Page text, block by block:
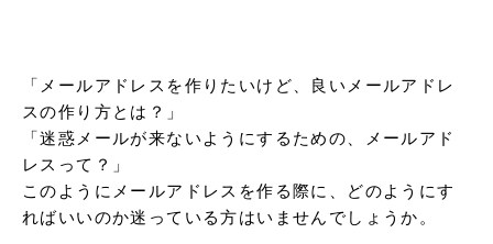
「メールアドレスを作りたいけど、良いメールアドレ
スの作り方とは？」
「迷惑メールが来ないようにするための、メールアド
レスって？」
このようにメールアドレスを作る際に、どのようにす
ればいいのか迷っている方はいませんでしょうか。